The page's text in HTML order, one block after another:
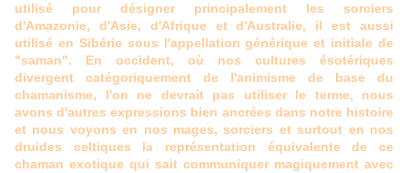
utilisé pour désigner principalement les sorciers
d'Amazonie, d'Asie, d'Afrique et d'Australie, il est aussi
utilisé en Sibérie sous l'appellation générique et initiale de
"saman". En occident, où nos cultures ésotériques
divergent catégoriquement de l'animisme de base du
chamanisme, l'on ne devrait pas utiliser le terme, nous
avons d'autres expressions bien ancrées dans notre histoire
et nous voyons en nos mages, sorciers et surtout en nos
druides celtiques la représentation équivalente de ce
chaman exotique qui sait communiquer magiquement avec